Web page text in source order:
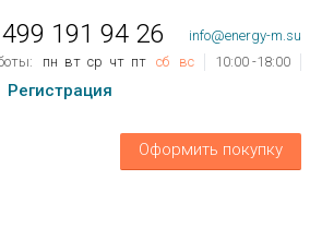
191 94 26
info@energy-m.su
пн вт ср чт пт сб вс 10:00 -18:00
Регистрация
Оформить покупку